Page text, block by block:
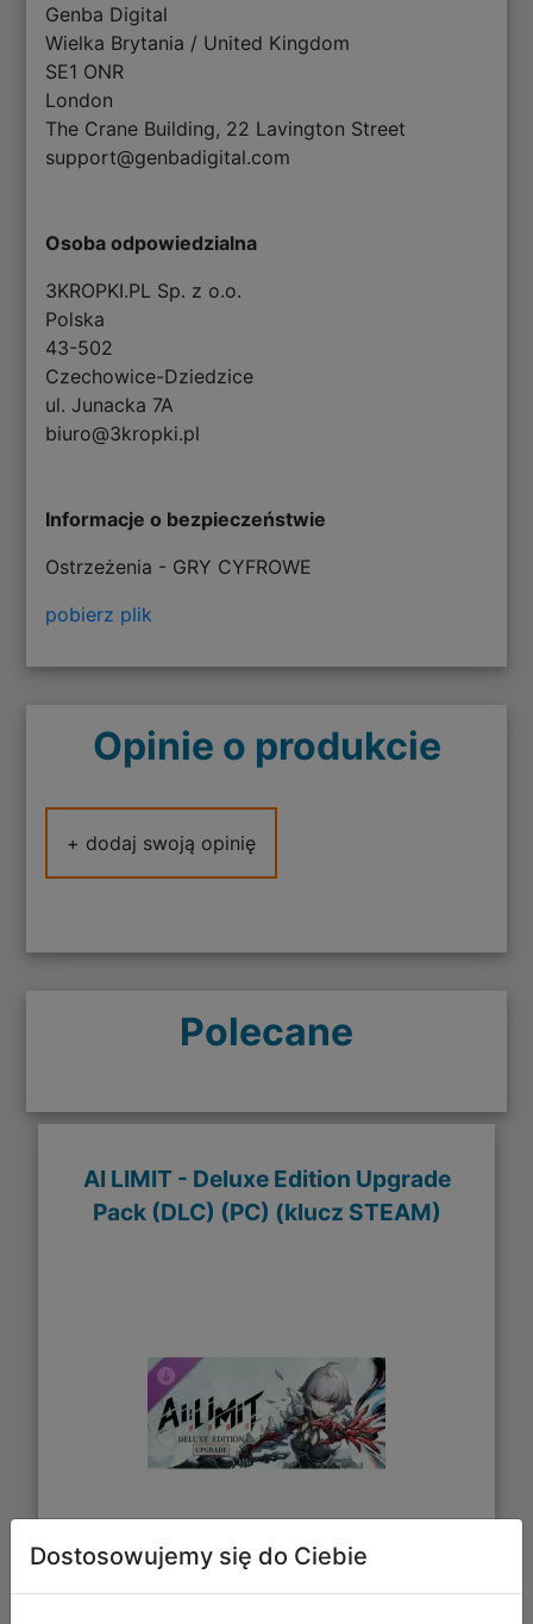
Genba Digital
Wielka Brytania / United Kingdom
SE1 ONR
London
The Crane Building, 22 Lavington Street
support@genbadigital.com
Osoba odpowiedzialna
3KROPKI.PL Sp. z o.o.
Polska
43-502
Czechowice-Dziedzice
ul. Junacka 7A
biuro@3kropki.pl
Informacje o bezpieczeństwie
Ostrzeżenia - GRY CYFROWE
pobierz plik
Opinie o produkcie
+ dodaj swoją opinię
Polecane
AI LIMIT - Deluxe Edition Upgrade
Pack (DLC) (PC) (klucz STEAM)
Dostosowujemy się do Ciebie